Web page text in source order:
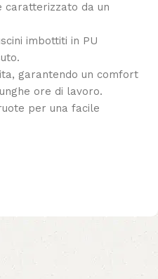
caratterizzato da un
imbottiti in PU
garantendo un comfort
ore di lavoro.
per una facile